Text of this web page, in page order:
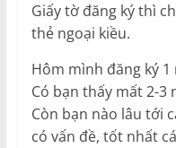
Giấy tờ đăng ký thì
thẻ ngoại kiều.
Hôm mình đăng ký
Có bạn thấy mất 2-3
Còn bạn nào lâu tới
có vấn đề, tốt nhất